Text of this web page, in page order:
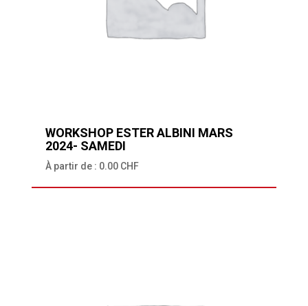
WORKSHOP ESTER ALBINI MARS
2024- SAMEDI
À partir de : 0.00 CHF